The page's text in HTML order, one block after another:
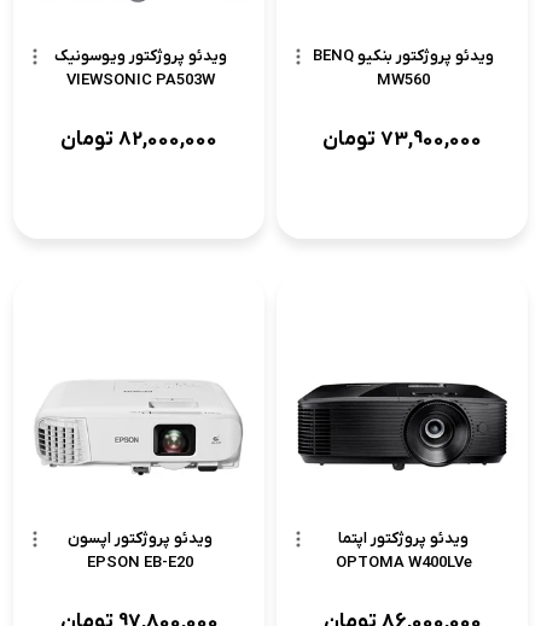
ویدئو پروژکتور بنکیو BENQ
MW560
73,900,000تومان
ویدئو پروژکتور ویوسونیک
VIEWSONIC PA503W
82,000,000تومان
ویدئو پروژکتور اپتما
OPTOMA W400LVe
ویدئو پروژکتور اپسون
EPSON EB-E20